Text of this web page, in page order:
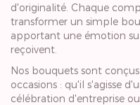
d'originalité. Chaque
transformer un simple
apportant une émotion
reçoivent.
Nos bouquets sont
occasions : qu'il s'agisse
célébration d'entreprise